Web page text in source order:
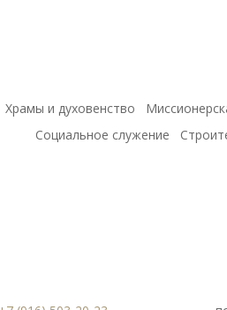
Храмы и духовенство
Социальное служение